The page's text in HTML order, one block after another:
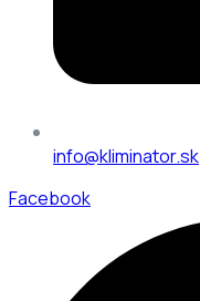
info@kliminator.sk
Facebook